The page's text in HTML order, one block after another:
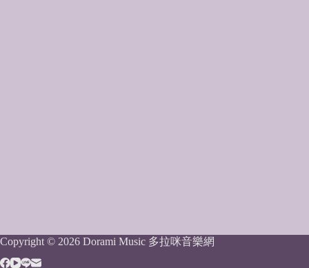
Copyright © 2026 Dorami Music 多拉咪音樂網